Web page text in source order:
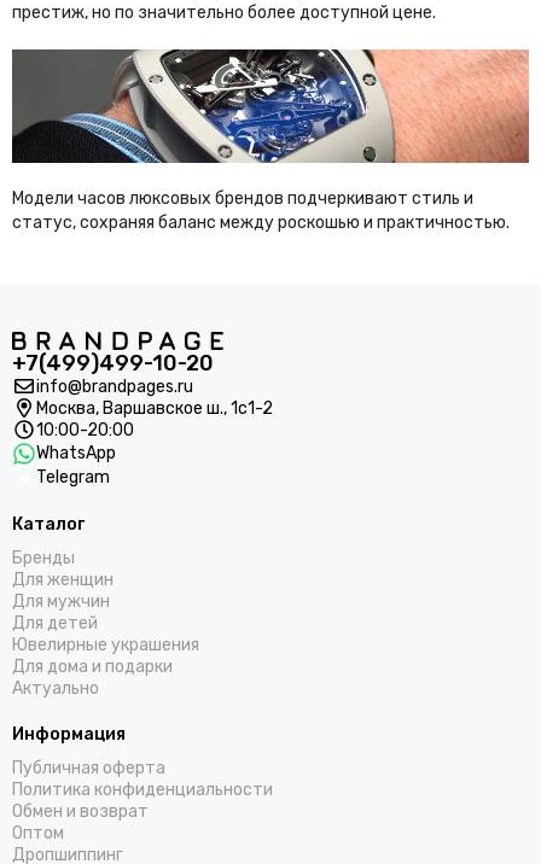
престиж, но по значительно более доступной цене.
Модели часов люксовых брендов подчеркивают стиль и
статус, сохраняя баланс между роскошью и практичностью.
+7(499)499-10-20
info@brandpages.ru
Москва, Варшавское ш., 1с1-2
10:00-20:00
WhatsApp
Telegram
Каталог
Бренды
Для женщин
Для мужчин
Для детей
Ювелирные украшения
Для дома и подарки
Актуально
Информация
Публичная оферта
Политика конфиденциальности
Обмен и возврат
Оптом
Дропшиппинг